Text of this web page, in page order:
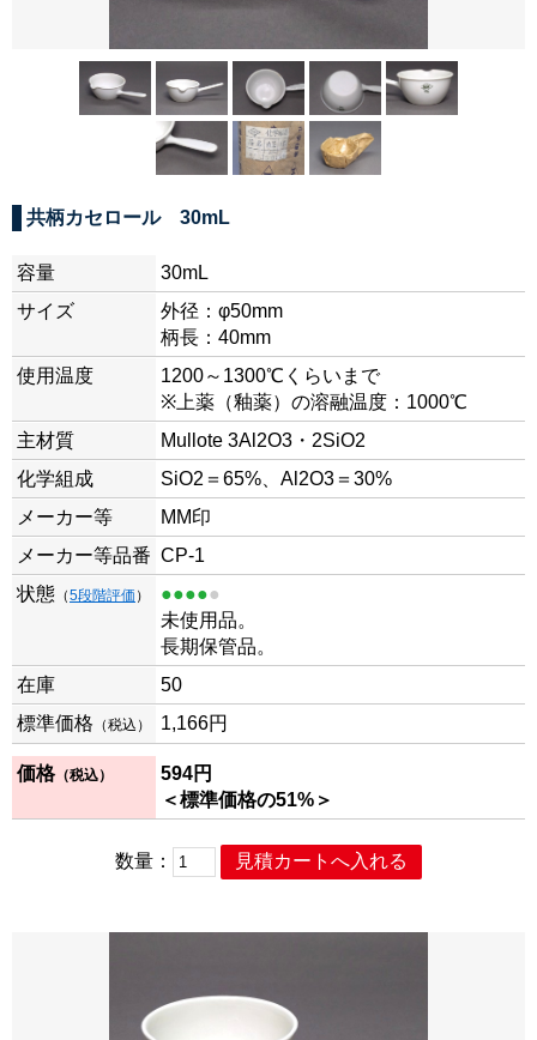
共柄カセロール 30mL
容量
30mL
サイズ
外径：φ50mm
柄長：40mm
使用温度
1200～1300℃くらいまで
※上薬（釉薬）の溶融温度：1000℃
主材質
Mullote 3Al2O3・2SiO2
化学組成
SiO2＝65%、Al2O3＝30%
メーカー等
MM印
メーカー等品番 CP-1
状態 （5段階評価 ） ●●●●●
未使用品。
長期保管品。
在庫
50
標準価格 （税込） 1,166円
価格（税込） 594円
＜標準価格の51%＞
数量：